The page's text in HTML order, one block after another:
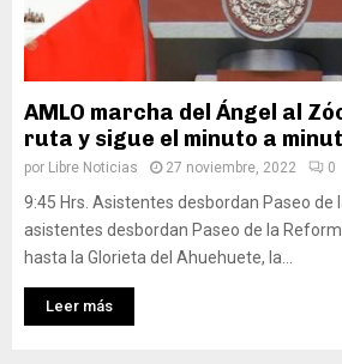
AMLO marcha del Ángel al
ruta y sigue el minuto a
por Libre Noticias 27 noviembre, 2022 0
9:45 Hrs. Asistentes desbordan Paseo de
asistentes desbordan Paseo de la
hasta la Glorieta del Ahuehuete, la...
Leer más